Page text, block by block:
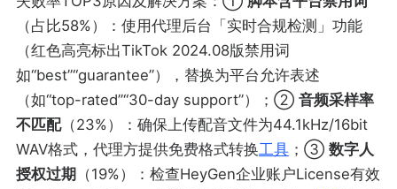
（占比58%）：使用代理后台「实时合规检测」功能
（红色高亮标出TikTok 2024.08版禁用词
如“best”“guarantee”），替换为平台允许表述
（如“top-rated”“30-day support”）；② 音频采样率
不匹配（23%）：确保上传配音文件为44.1kHz/16bit
WAV格式，代理方提供免费格式转换工具；③ 数字人
授权过期 （19%）：检查HeyGen企业账户License有效